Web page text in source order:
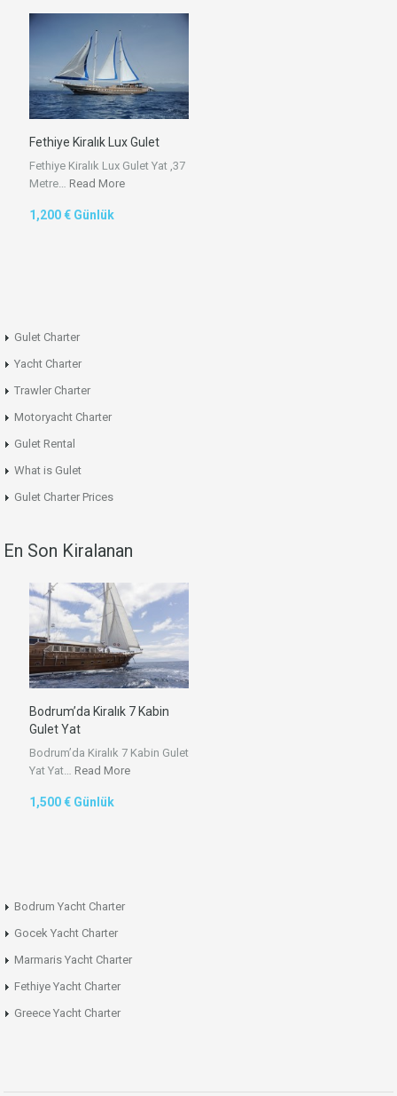
Fethiye Kiralık Lux Gulet
Fethiye Kiralık Lux Gulet Yat ,37
Metre… Read More
1,200 € Günlük
Gulet Charter
Yacht Charter
Trawler Charter
Motoryacht Charter
Gulet Rental
What is Gulet
Gulet Charter Prices
En Son Kiralanan
Bodrum’da Kiralık 7 Kabin
Gulet Yat
Bodrum’da Kiralık 7 Kabin Gulet
Yat Yat… Read More
1,500 € Günlük
Bodrum Yacht Charter
Gocek Yacht Charter
Marmaris Yacht Charter
Fethiye Yacht Charter
Greece Yacht Charter